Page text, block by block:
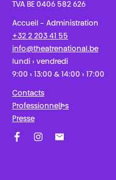
TVA BE 0406 582 626
Accueil - Administration
+32 2 203 41 55
info@theatrenational.be
lundi › vendredi
9:00 › 13:00 & 14:00 › 17:00
Contacts
Professionnel·les
Presse